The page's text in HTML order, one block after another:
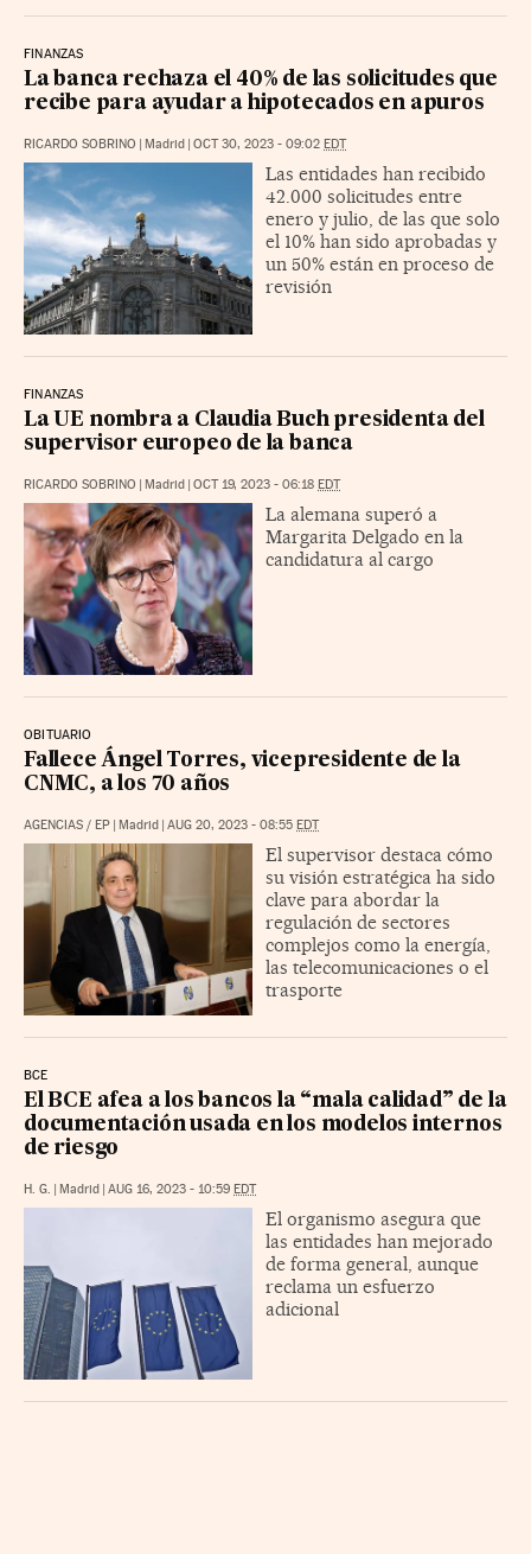
FINANZAS
La banca rechaza el 40% de las solicitudes que
recibe para ayudar a hipotecados en apuros
RICARDO SOBRINO Madrid OCT 30, 2023 - 09:02 EDT
Las entidades han recibido
42.000 solicitudes entre
enero y julio, de las que solo
el 10% han sido aprobadas y
un 50% están en proceso de
revisión
FINANZAS
La UE nombra a Claudia Buch presidenta del
supervisor europeo de la banca
RICARDO SOBRINO Madrid OCT 19, 2023 - 06:18 EDT
La alemana superó a
Margarita Delgado en la
candidatura al cargo
OBITUARIO
Fallece Ángel Torres, vicepresidente de la
CNMC, a los 70 años
AGENCIAS / EP Madrid AUG 20, 2023 - 08:55 EDT
El supervisor destaca cómo
su visión estratégica ha sido
clave para abordar la
regulación de sectores
complejos como la energía,
las telecomunicaciones o el
trasporte
BCE
El BCE afea a los bancos la “mala calidad” de la
documentación usada en los modelos internos
de riesgo
H. G. Madrid AUG 16, 2023 - 10:59 EDT
El organismo asegura que
las entidades han mejorado
de forma general, aunque
reclama un esfuerzo
adicional